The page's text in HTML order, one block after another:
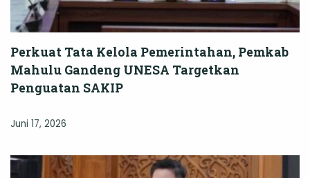
Perkuat Tata Kelola Pemerintahan, Pemkab
Mahulu Gandeng UNESA Targetkan
Penguatan SAKIP
Juni 17, 2026